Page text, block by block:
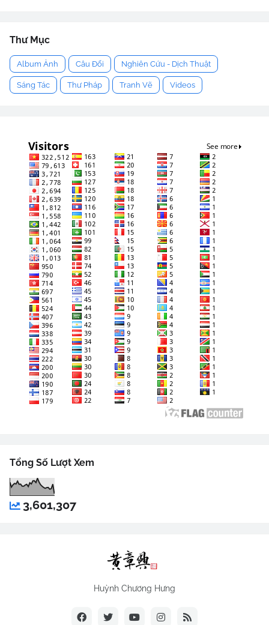
Thư Mục
Album Ảnh Câu Đối Nghiên Cứu - Dịch Thuật
Sáng Tác Thư Pháp Tranh Vẽ Videos
Tổng Số Lượt Xem
3,601,307
Huỳnh Chương Hưng